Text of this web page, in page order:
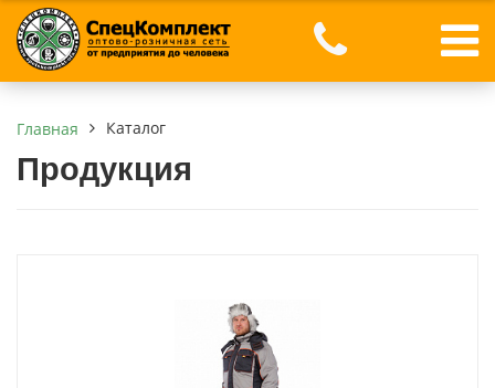
Главная Каталог
Продукция